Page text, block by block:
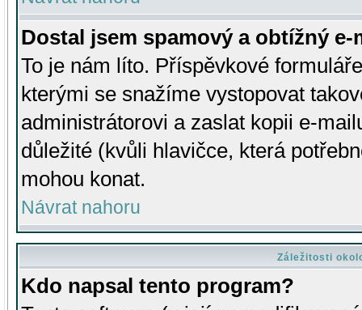
Dostal jsem spamový a obtížný
To je nám líto. Příspěvkové
kterými se snažíme vystopovat
administrátorovi a zaslat kopii e-
důležité (kvůli hlavičce, která
mohou konat.
Návrat nahoru
Záležitosti
Kdo napsal tento program?